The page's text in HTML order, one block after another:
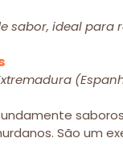
sabor, ideal
São um